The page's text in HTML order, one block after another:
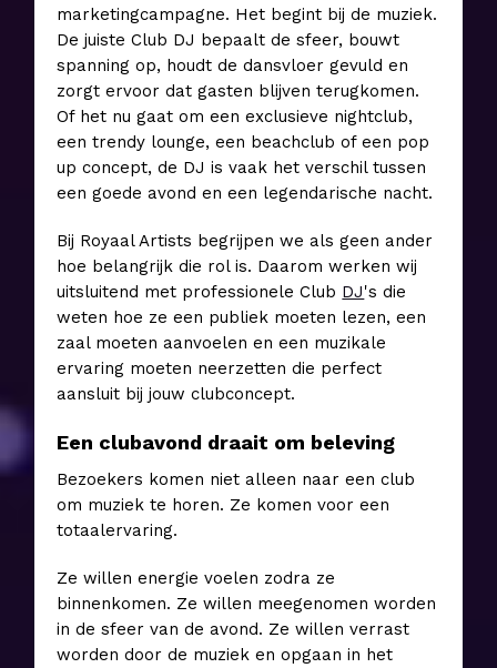
marketingcampagne. Het begint bij de muziek.
De juiste Club DJ bepaalt de sfeer, bouwt
spanning op, houdt de dansvloer gevuld en
zorgt ervoor dat gasten blijven terugkomen.
Of het nu gaat om een exclusieve nightclub,
een trendy lounge, een beachclub of een pop
up concept, de DJ is vaak het verschil tussen
een goede avond en een legendarische nacht.
Bij Royaal Artists begrijpen we als geen ander
hoe belangrijk die rol is. Daarom werken wij
uitsluitend met professionele Club DJ's die
weten hoe ze een publiek moeten lezen, een
zaal moeten aanvoelen en een muzikale
ervaring moeten neerzetten die perfect
aansluit bij jouw clubconcept.
Een clubavond draait om beleving
Bezoekers komen niet alleen naar een club
om muziek te horen. Ze komen voor een
totaalervaring.
Ze willen energie voelen zodra ze
binnenkomen. Ze willen meegenomen worden
in de sfeer van de avond. Ze willen verrast
worden door de muziek en opgaan in het